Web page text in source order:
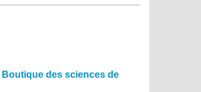
des sciences de